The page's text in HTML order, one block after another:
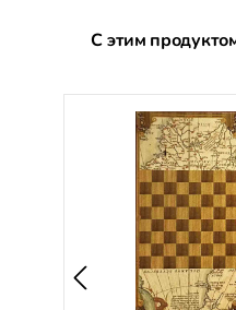
Пропустить
С этим